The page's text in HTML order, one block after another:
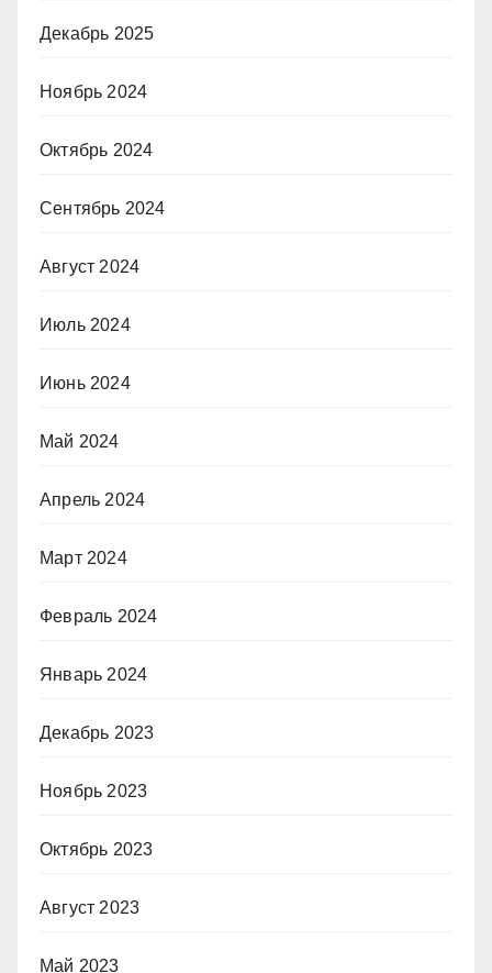
Декабрь 2025
Ноябрь 2024
Октябрь 2024
Сентябрь 2024
Август 2024
Июль 2024
Июнь 2024
Май 2024
Апрель 2024
Март 2024
Февраль 2024
Январь 2024
Декабрь 2023
Ноябрь 2023
Октябрь 2023
Август 2023
Май 2023